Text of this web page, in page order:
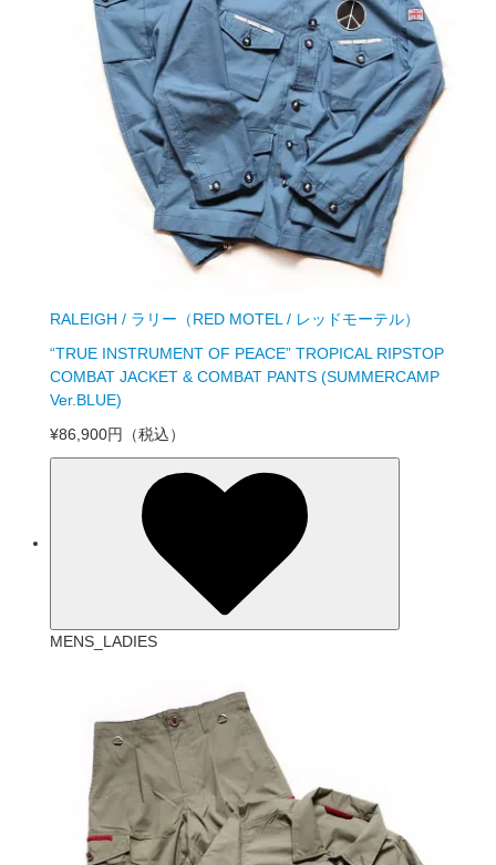
RALEIGH / ラリー（RED MOTEL / レッドモーテル）
“TRUE INSTRUMENT OF PEACE” TROPICAL RIPSTOP
COMBAT JACKET & COMBAT PANTS (SUMMERCAMP
Ver.BLUE)
¥86,900円
（税込）
MENS_LADIES